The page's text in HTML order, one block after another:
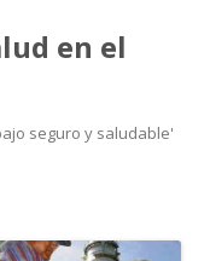
en el
seguro y saludable'